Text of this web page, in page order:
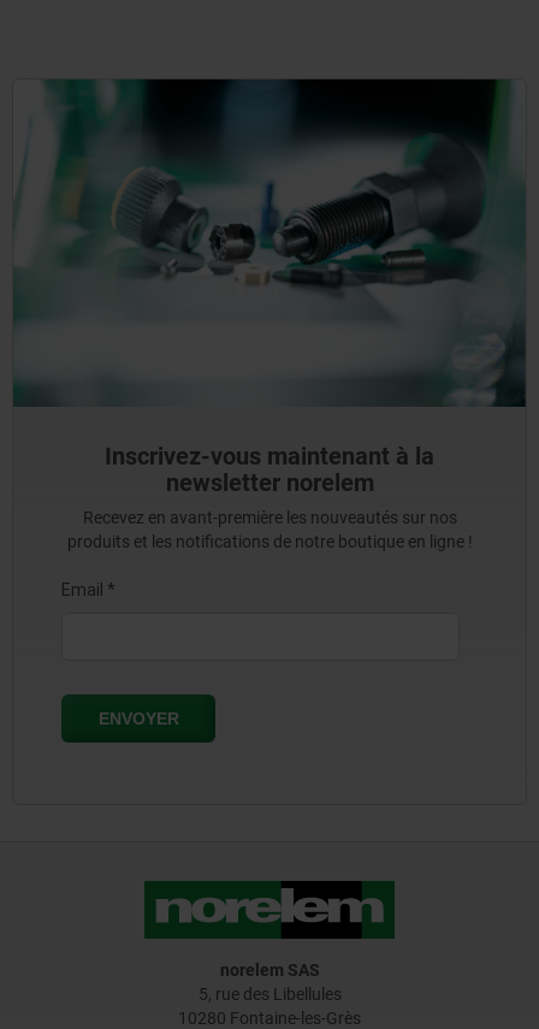
Inscrivez-vous maintenant à la
newsletter norelem
Recevez en avant-première les nouveautés sur nos
produits et les notifications de notre boutique en ligne !
norelem SAS
5, rue des Libellules
10280 Fontaine-les-Grès